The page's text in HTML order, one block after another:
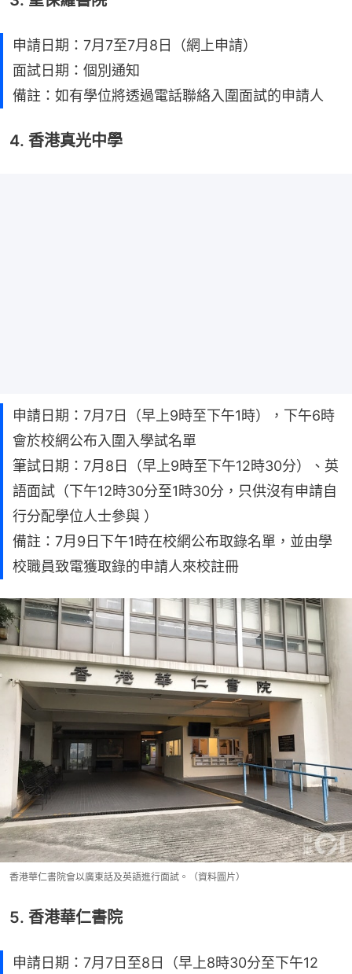
申請日期：7月7至7月8日（網上申請）
面試日期：個別通知
備註：如有學位將透過電話聯絡入圍面試的申請人
4. 香港真光中學
申請日期：7月7日（早上9時至下午1時），下午6時
會於校網公布入圍入學試名單
筆試日期：7月8日（早上9時至下午12時30分）、英
語面試（下午12時30分至1時30分，只供沒有申請自
行分配學位人士參與 ）
備註：7月9日下午1時在校網公布取錄名單，並由學
校職員致電獲取錄的申請人來校註冊
香港華仁書院會以廣東話及英語進行面試。（資料圖片）
5. 香港華仁書院
申請日期：7月7日至8日（早上8時30分至下午12